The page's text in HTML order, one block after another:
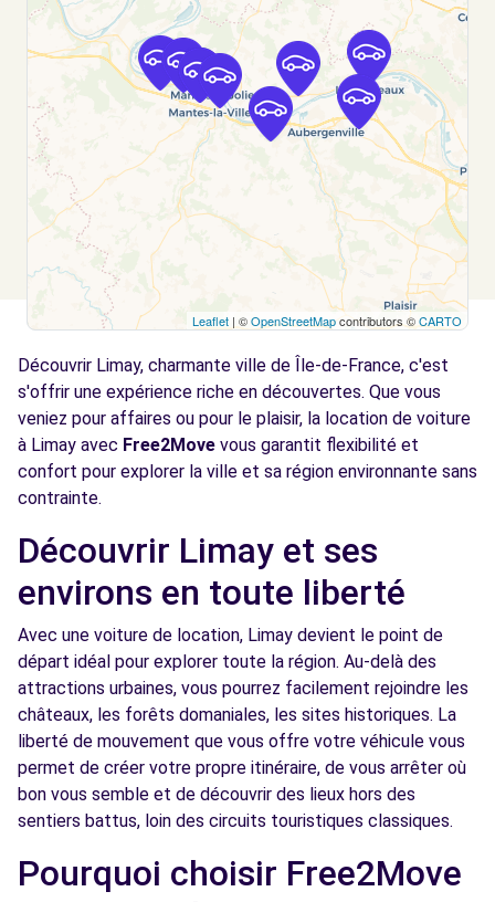
ROSNY-SUR-SEINE, 78710
Voir l'agence
Free2Move Rent - GARAGE CHAMPAGNE -
MEZIERES-SUR-SEINE (C)
6.2
km
CD 113 ROUTE DE CHERBOURG
MEZIERES-SUR-SEINE, 78970
Voir l'agence
Free2Move Rent - RIVE DROITE
AUTOMOBILES - GARGENVILLE (C)
6.5
km
21 AVENUE DE PARIS
GARGENVILLE, 78440
Voir l'agence
Free2Move Rent - ELM AUTO SERVICES -
BOUAFLE (C)
20 RUE DES CHARNELLES
Voir l'agence
Free2move Rent - VAUBAN AUTOMOBILE
LES MUREAUX - LES MUREAUX (P)
12.9
km
2 RUE DE SEINE
LES MUREAUX, FR-78, 78130
Leaflet | ©OpenStreetMapcontributors ©CARTO
Découvrir Limay, charmante ville de Île-de-France, c'est
s'offrir une expérience riche en découvertes. Que vous
veniez pour affaires ou pour le plaisir, la location de voiture
à Limay avec Free2Move vous garantit flexibilité et
confort pour explorer la ville et sa région environnante sans
contrainte.
Découvrir Limay et ses
environs en toute liberté
Avec une voiture de location, Limay devient le point de
départ idéal pour explorer toute la région. Au-delà des
attractions urbaines, vous pourrez facilement rejoindre les
châteaux, les forêts domaniales, les sites historiques. La
liberté de mouvement que vous offre votre véhicule vous
permet de créer votre propre itinéraire, de vous arrêter où
bon vous semble et de découvrir des lieux hors des
sentiers battus, loin des circuits touristiques classiques.
Pourquoi choisir Free2Move